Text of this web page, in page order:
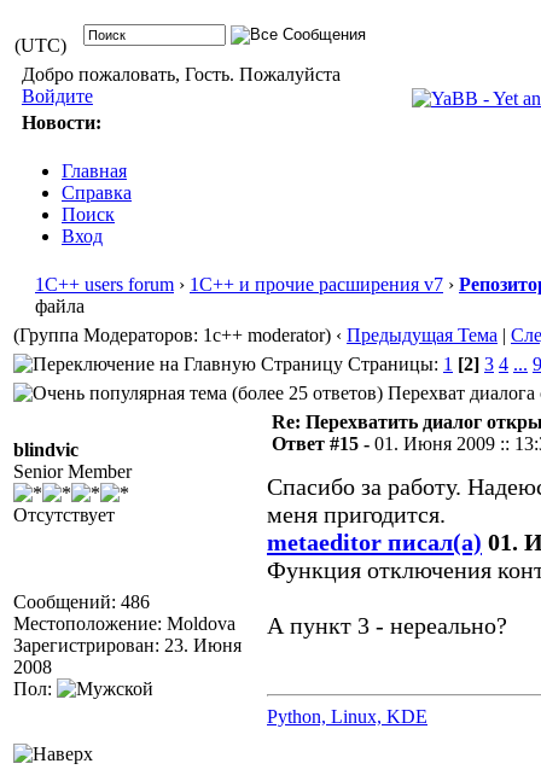
(UTC)
Добро пожаловать, Гость. Пожалуйста
Войдите
Новости:
Главная
Справка
Поиск
Вход
1С++ users forum › 1С++ и прочие расширения v7 ›
файла
(Группа Модераторов: 1c++ moderator) ‹ Предыдущая Тема |
Страницы: 1 [2] 3 4 ... 9
Перехват
blindvic
Senior Member
Отсутствует
Сообщений: 486
Местоположение: Moldova
Зарегистрирован: 23. Июня
2008
Пол:
Re: Перехватить диалог
Ответ #15 - 01. Июня 2009 ::
Спасибо за работу.
меня пригодится.
metaeditor писал(а) 01.
Функция отключения
А пункт 3 - нереально?
Python, Linux, KDE